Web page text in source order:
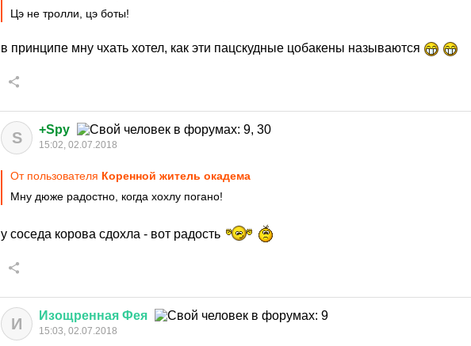
Цэ не тролли, цэ боты!
в принципе мну чхать хотел, как эти пацскудные цобакены называются
S +Spy
15:02, 02.07.2018
От пользователя Коренной житель окадема
Мну дюже радостно, когда хохлу погано!
у соседа корова сдохла - вот радость
И Изощренная Фея
15:03, 02.07.2018